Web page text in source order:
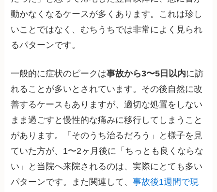
動かなくなるケースが多くあります。これは珍し
いことではなく、むちうちでは非常によく見られ
るパターンです。
一般的に症状のピークは事故から3〜5日以内に訪
れることが多いとされています。その後自然に改
善するケースもありますが、適切な処置をしない
まま過ごすと慢性的な痛みに移行してしまうこと
があります。「そのうち治るだろう」と様子を見
ていた方が、1〜2ヶ月後に「ちっとも良くならな
い」と当院へ来院されるのは、実際にとても多い
パターンです。また関連して、事故後1週間で現